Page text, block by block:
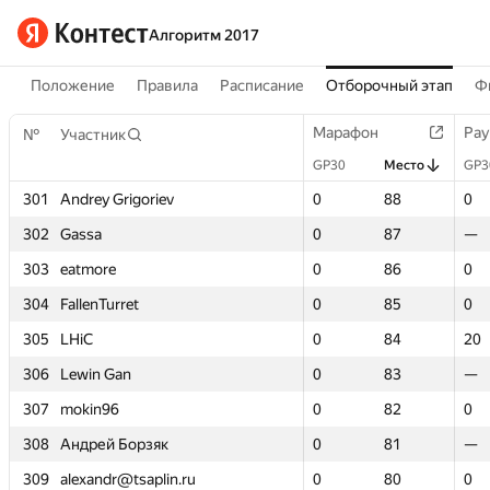
Алгоритм 2017
Положение Правила Расписание Отборочный этап
№ Участник Марафон
GP30 Место
301 Andrey Grigoriev 0 88
0
302
Gassa 0 87
—
303
eatmore 0 86
0
304
FallenTurret 0 85
0
305
LHiC 0 84
20
306
Lewin Gan 0 83
—
307
mokin96 0 82
0
308
Андрей Борзяк 0 81
—
309
alexandr@tsaplin.ru 0 80
0
№ Участник Марафон
GP30 Место
301 Andrey Grigoriev 0 88
0
302
Gassa 0 87
—
303
eatmore 0 86
0
304
FallenTurret 0 85
0
305
LHiC 0 84
20
306
Lewin Gan 0 83
—
307
mokin96 0 82
0
308
Андрей Борзяк 0 81
—
309
alexandr@tsaplin.ru 0 80
0